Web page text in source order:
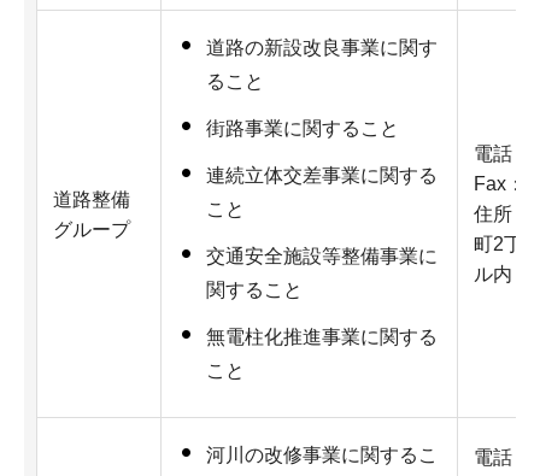
道路整備
グループ
道路の新設改良事業に関す
ること
街路事業に関すること
連続立体交差事業に関する
こと
交通安全施設等整備事業に
関すること
無電柱化推進事業に関する
こと
電話：
Fax：
住所：
町2丁
ル内
河川の改修事業に関するこ
電話：